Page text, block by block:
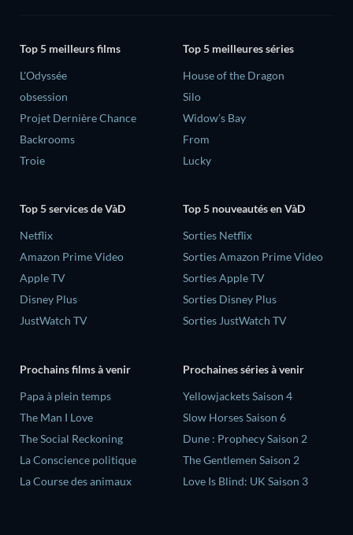
Top 5 meilleurs films
L'Odyssée
obsession
Projet Dernière Chance
Backrooms
Troie
Top 5 meilleures séries
House of the Dragon
Silo
Widow’s Bay
From
Lucky
Top 5 services de VàD
Netflix
Amazon Prime Video
Apple TV
Disney Plus
JustWatch TV
Top 5 nouveautés en VàD
Sorties Netflix
Sorties Amazon Prime Video
Sorties Apple TV
Sorties Disney Plus
Sorties JustWatch TV
Prochains films à venir
‎Papa à plein temps
The Man I Love
The Social Reckoning
La Conscience politique
La Course des animaux
Prochaines séries à venir
Yellowjackets Saison 4
Slow Horses Saison 6
Dune : Prophecy Saison 2
The Gentlemen Saison 2
Love Is Blind: UK Saison 3